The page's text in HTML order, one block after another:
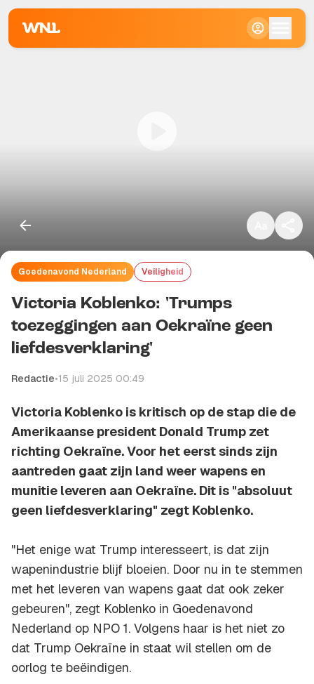
Goedenavond Nederland Veiligheid
Victoria Koblenko: 'Trumps
toezeggingen aan Oekraïne geen
liefdesverklaring'
Redactie•15 juli 2025 00:49
Victoria Koblenko is kritisch op de stap die de
Amerikaanse president Donald Trump zet
richting Oekraïne. Voor het eerst sinds zijn
aantreden gaat zijn land weer wapens en
munitie leveren aan Oekraïne. Dit is "absoluut
geen liefdesverklaring" zegt Koblenko.
"Het enige wat Trump interesseert, is dat zijn
wapenindustrie blijf bloeien. Door nu in te stemmen
met het leveren van wapens gaat dat ook zeker
gebeuren", zegt Koblenko in Goedenavond
Nederland op NPO 1. Volgens haar is het niet zo
dat Trump Oekraïne in staat wil stellen om de
oorlog te beëindigen.